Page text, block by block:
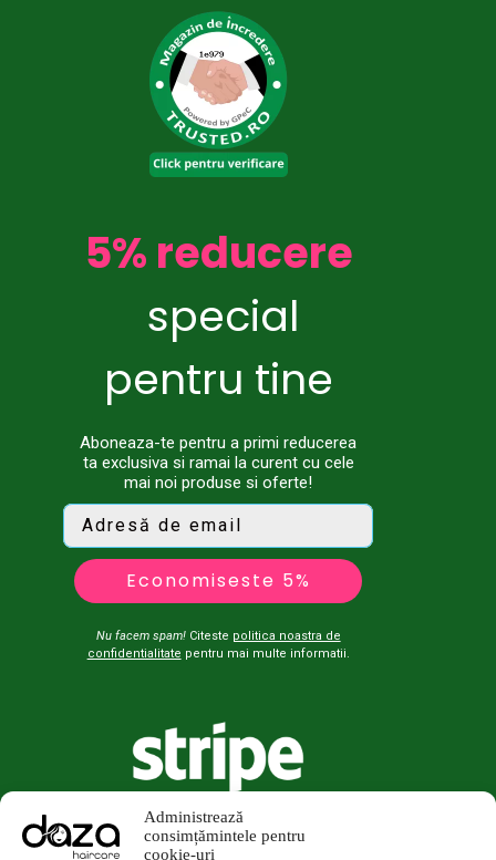
5% reducere
special
pentru tine
Aboneaza-te pentru a primi reducerea
ta exclusiva si ramai la curent cu cele
mai noi produse si oferte!
Economiseste 5%
Nu facem spam!Citeste politica noastra de
confidentialitate pentru mai multe informatii.
Administrează
consimțămintele pentru
cookie-uri